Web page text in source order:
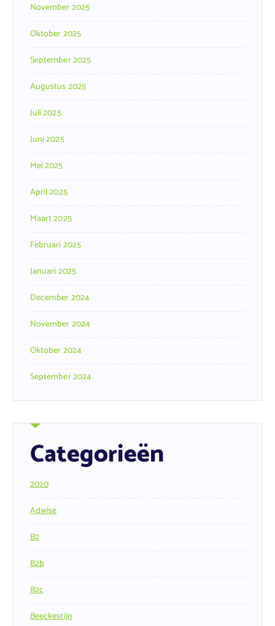
November 2025
Oktober 2025
September 2025
Augustus 2025
Juli 2025
Juni 2025
Mei 2025
April 2025
Maart 2025
Februari 2025
Januari 2025
December 2024
November 2024
Oktober 2024
September 2024
Categorieën
2020
Adwise
B2
B2b
B2c
Beeckestijn